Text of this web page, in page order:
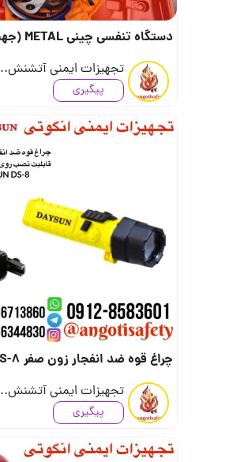
دستگاه تنفسی چینی METAL (جهت دریافت قیمت تماس بگیرید) (جهت درج قیمت محصولات در تالا..
تجهیزات ایمنی آتشنش..
پیگیری
چراغ قوه ضد انفجار زون صفر DAYSUN DS-8 (ساخت تایوان) (جهت دریافت قیمت تماس بگیرید) ..
تجهیزات ایمنی آتشنش..
پیگیری